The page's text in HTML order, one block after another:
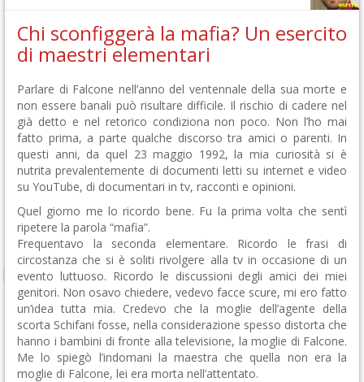
Chi sconfiggerà la mafia? Un esercito
di maestri elementari
Parlare di Falcone nell’anno del ventennale della sua morte e
non essere banali può risultare difficile. Il rischio di cadere nel
già detto e nel retorico condiziona non poco. Non l’ho mai
fatto prima, a parte qualche discorso tra amici o parenti. In
questi anni, da quel 23 maggio 1992, la mia curiosità si è
nutrita prevalentemente di documenti letti su internet e video
su YouTube, di documentari in tv, racconti e opinioni.
Quel giorno me lo ricordo bene. Fu la prima volta che sentì
ripetere la parola “mafia”.
Frequentavo la seconda elementare. Ricordo le frasi di
circostanza che si è soliti rivolgere alla tv in occasione di un
evento luttuoso. Ricordo le discussioni degli amici dei miei
genitori. Non osavo chiedere, vedevo facce scure, mi ero fatto
un’idea tutta mia. Credevo che la moglie dell’agente della
scorta Schifani fosse, nella considerazione spesso distorta che
hanno i bambini di fronte alla televisione, la moglie di Falcone.
Me lo spiegò l’indomani la maestra che quella non era la
moglie di Falcone, lei era morta nell’attentato.